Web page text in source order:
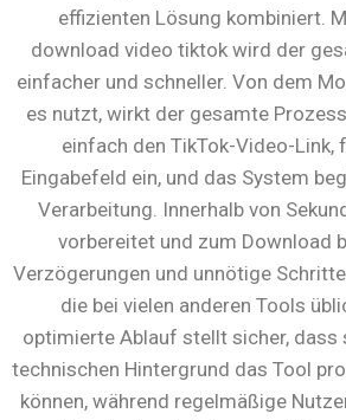
effizienten Lösung kombiniert.
download video tiktok wird der
einfacher und schneller. Von dem
es nutzt, wirkt der gesamte
einfach den TikTok-Video-Link,
Eingabefeld ein, und das System
Verarbeitung. Innerhalb von
vorbereitet und zum Download
Verzögerungen und unnötige
die bei vielen anderen Tools
optimierte Ablauf stellt sicher, dass
technischen Hintergrund das Tool
können, während regelmäßige